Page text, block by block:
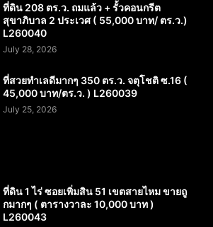
ที่ดิน 208 ตร.ว. ถมแล้ว + รั้วคอนกรีต
สุขาภิบาล 2 ประเวศ ( 55,000 บาท/ ตร.ว.)
L260040
July 28, 2026
ที่สวยทำเลดีมากๆ 350 ตร.ว. จตุโชติ ซ.16 (
45,000 บาท/ตร.ว. ) L260039
July 25, 2026
ที่ดิน 1 ไร่ ซอยเพิ่มสิน 51 เขตสายไหม ขายถู
กมากๆ ( ตารางวาละ 10,000 บาท )
L260043